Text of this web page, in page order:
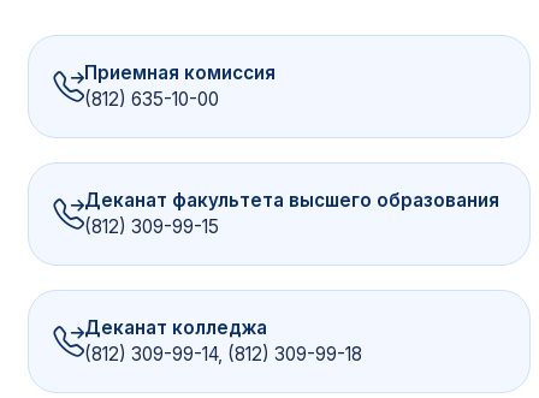
Приемная комиссия
(812) 635-10-00
Деканат факультета высшего образования
(812) 309-99-15
Деканат колледжа
(812) 309-99-14, (812) 309-99-18